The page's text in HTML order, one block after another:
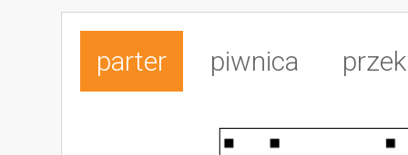
parter piwnica